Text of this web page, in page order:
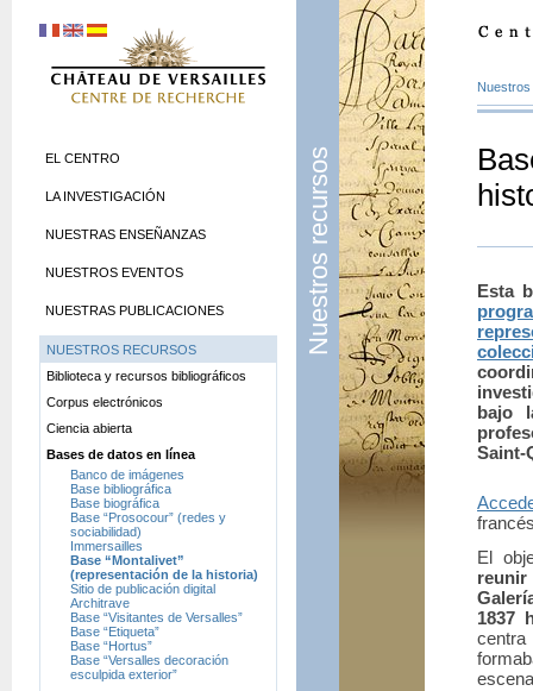
Nuestros recursos
Esta
bajo
Saint-
El
1837
EL CENTRO
LA INVESTIGACIÓN
NUESTRAS ENSEÑANZAS
NUESTROS EVENTOS
NUESTRAS PUBLICACIONES
NUESTROS RECURSOS
Biblioteca y recursos bibliográficos
Corpus electrónicos
Ciencia abierta
Bases de datos en línea
Banco de imágenes
Base bibliográfica
Base biográfica
Base “Prosocour” (redes y
sociabilidad)
Immersailles
Base “Montalivet”
(representación de la historia)
Sitio de publicación digital
Architrave
Base “Visitantes de Versalles”
Base “Etiqueta”
Base “Hortus”
Base “Versalles decoración
esculpida exterior”